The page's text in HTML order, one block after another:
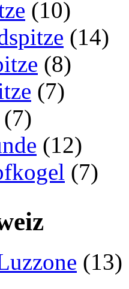
(10)
(14)
(8)
(7)
(7)
(12)
(7)
(13)